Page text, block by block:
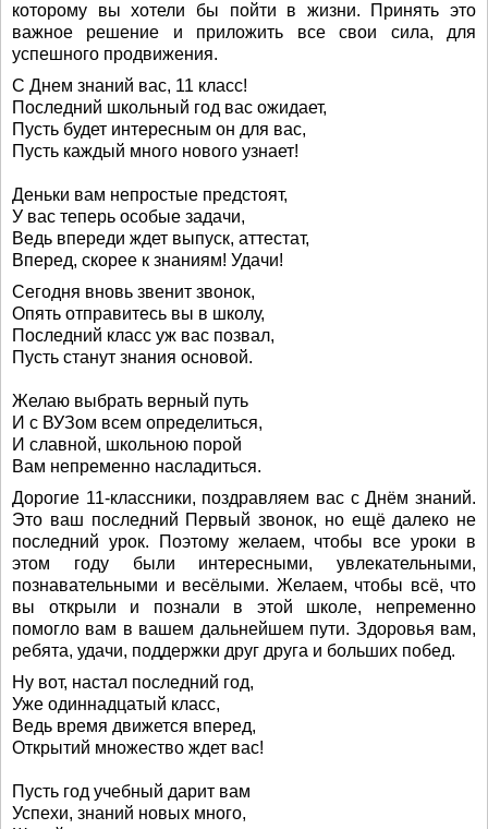
которому вы хотели бы пойти в жизни. Принять это
важное решение и приложить все свои сила, для
успешного продвижения.
С Днем знаний вас, 11 класс!
Последний школьный год вас ожидает,
Пусть будет интересным он для вас,
Пусть каждый много нового узнает!
Деньки вам непростые предстоят,
У вас теперь особые задачи,
Ведь впереди ждет выпуск, аттестат,
Вперед, скорее к знаниям! Удачи!
Сегодня вновь звенит звонок,
Опять отправитесь вы в школу,
Последний класс уж вас позвал,
Пусть станут знания основой.
Желаю выбрать верный путь
И с ВУЗом всем определиться,
И славной, школьною порой
Вам непременно насладиться.
Дорогие 11-классники, поздравляем вас с Днём знаний.
Это ваш последний Первый звонок, но ещё далеко не
последний урок. Поэтому желаем, чтобы все уроки в
этом году были интересными, увлекательными,
познавательными и весёлыми. Желаем, чтобы всё, что
вы открыли и познали в этой школе, непременно
помогло вам в вашем дальнейшем пути. Здоровья вам,
ребята, удачи, поддержки друг друга и больших побед.
Ну вот, настал последний год,
Уже одиннадцатый класс,
Ведь время движется вперед,
Открытий множество ждет вас!
Пусть год учебный дарит вам
Успехи, знаний новых много,